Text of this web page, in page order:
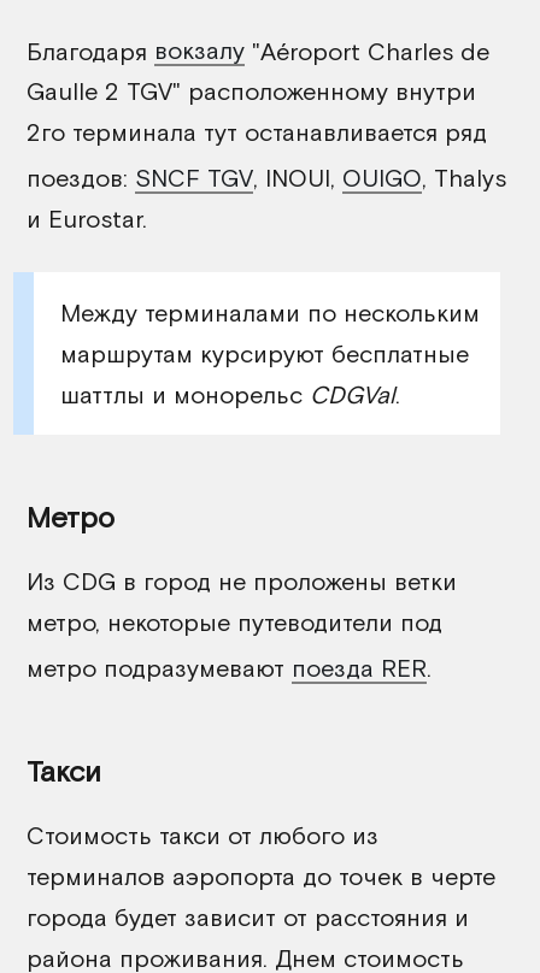
Благодаря вокзалу "Aéroport Charles de
Gaulle 2 TGV" расположенному внутри
2го терминала тут останавливается ряд
поездов: SNCF TGV, INOUI, OUIGO, Thalys
и Eurostar.
Между терминалами по нескольким
маршрутам курсируют бесплатные
шаттлы и монорельс CDGVal.
Метро
Из CDG в город не проложены ветки
метро, некоторые путеводители под
метро подразумевают поезда RER.
Такси
Стоимость такси от любого из
терминалов аэропорта до точек в черте
города будет зависит от расстояния и
района проживания. Днем стоимость